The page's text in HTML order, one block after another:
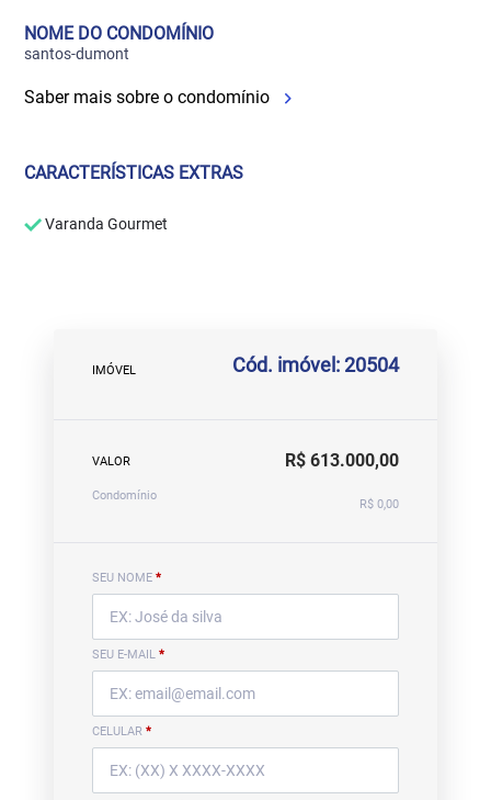
NOME DO CONDOMÍNIO
santos-dumont
Saber mais sobre o condomínio
CARACTERÍSTICAS EXTRAS
Varanda Gourmet
IMÓVEL Cód. imóvel: 20504
VALOR R$ 613.000,00
Condomínio
R$ 0,00
SEU NOME *
SEU E-MAIL *
CELULAR *